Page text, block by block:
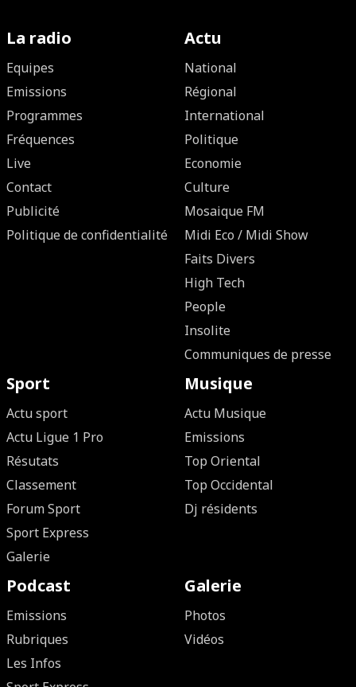
La radio
Equipes
Emissions
Programmes
Fréquences
Live
Contact
Publicité
Politique de confidentialité
Actu
National
Régional
International
Politique
Economie
Culture
Mosaique FM
Midi Eco / Midi Show
Faits Divers
High Tech
People
Insolite
Communiques de presse
Sport
Actu sport
Actu Ligue 1 Pro
Résutats
Classement
Forum Sport
Sport Express
Galerie
Musique
Actu Musique
Emissions
Top Oriental
Top Occidental
Dj résidents
Podcast
Emissions
Rubriques
Les Infos
Galerie
Photos
Vidéos